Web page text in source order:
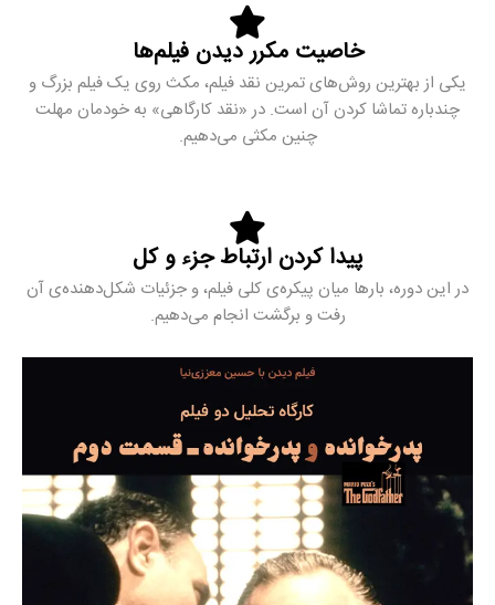
خاصیت مکرر دیدن فیلم‌ها
یکی از بهترین روش‌های تمرین نقد فیلم، مکث روی یک فیلم بزرگ و
چندباره تماشا کردن آن است. در «نقد کارگاهی» به خودمان مهلت
چنین مکثی می‌دهیم.
پیدا کردن ارتباط جزء و کل
در این دوره، بارها میان پیکره‌ی کلی فیلم، و جزئیات شکل‌دهنده‌ی آن
رفت و برگشت انجام می‌دهیم.